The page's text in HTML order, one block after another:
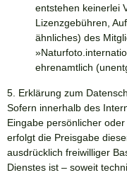
entstehen keinerlei
Lizenzgebühren,
ähnliches) des
»
ehrenamtlich
5. Erklärung zum
Sofern innerhalb des
Eingabe persönlicher
erfolgt die Preisgabe
ausdrücklich freiwilliger
Dienstes ist – soweit